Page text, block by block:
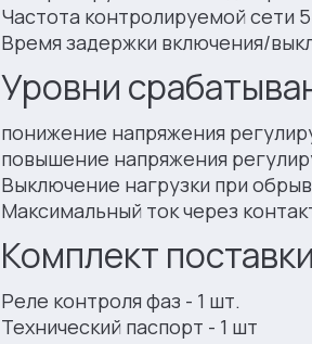
Частота контролируемой сети
Время задержки включения/
Уровни
понижение напряжения
повышение напряжения
Выключение нагрузки при
Максимальный ток через
Комплект
Реле контроля фаз - 1 шт.
Технический паспорт - 1 шт